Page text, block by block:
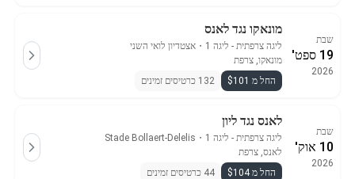
שבת
19 ספט'
2026
מונאקו נגד לאנס
ליגה צרפתית - ליגה 1 ・ אצטדיון לואי השני
מונאקו, צרפת
החל מ $101
132 כרטיסים זמינים
שבת
10 אוק'
2026
לאנס נגד ליון
ליגה צרפתית - ליגה 1 ・
Stade Bollaert-Delelis
לאנס, צרפת
החל מ $104
44 כרטיסים זמינים